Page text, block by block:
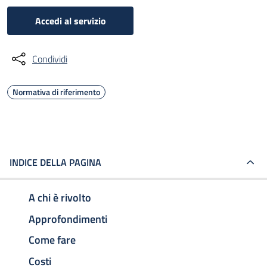
Accedi al servizio
Condividi
Normativa di riferimento
INDICE DELLA PAGINA
A chi è rivolto
Approfondimenti
Come fare
Costi